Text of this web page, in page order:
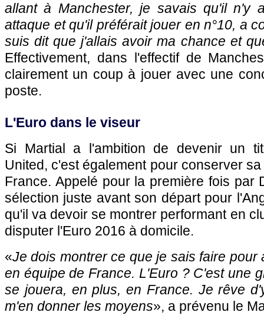
allant à Manchester, je savais qu'il n'y
attaque et qu'il préférait jouer en n°10, a
suis dit que j'allais avoir ma chance et
Effectivement, dans l'effectif de
clairement un coup à jouer avec une
poste.
L'Euro dans le viseur
Si Martial a l'ambition de devenir un
United, c'est également pour conserver
France. Appelé pour la première fois par
sélection juste avant son départ pour
qu'il va devoir se montrer performant en
disputer l'Euro 2016 à domicile.
«Je dois montrer ce que je sais faire pour
en équipe de France. L'Euro ? C'est une
se jouera, en plus, en France. Je rêve
m'en donner les moyens», a prévenu le